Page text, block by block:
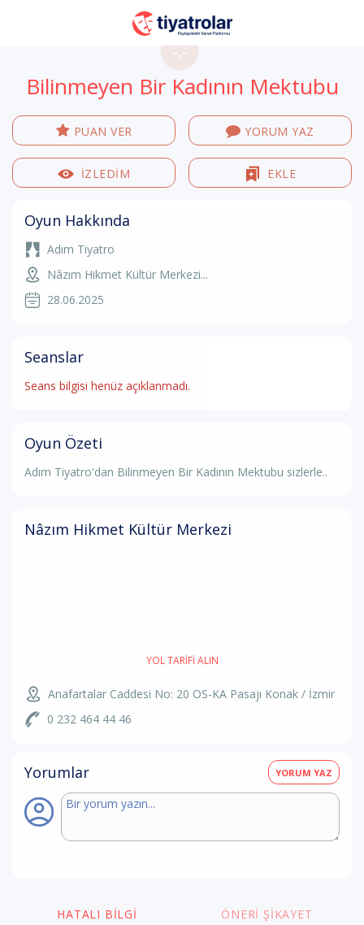
-.-
Bilinmeyen Bir Kadının Mektubu
PUAN VER YORUM YAZ
İZLEDİM EKLE
Oyun Hakkında
Adım Tiyatro
Nâzım Hikmet Kültür Merkezi...
28.06.2025
Seanslar
Seans bilgisi henüz açıklanmadı.
Oyun Özeti
Adım Tiyatro'dan Bilinmeyen Bir Kadının Mektubu sizlerle..
Nâzım Hikmet Kültür Merkezi
YOL TARIFI ALIN
Anafartalar Caddesi No: 20 OS-KA Pasajı Konak / İzmir
0 232 464 44 46
Yorumlar YORUM YAZ
HATALI BILGI ÖNERI ŞIKAYET